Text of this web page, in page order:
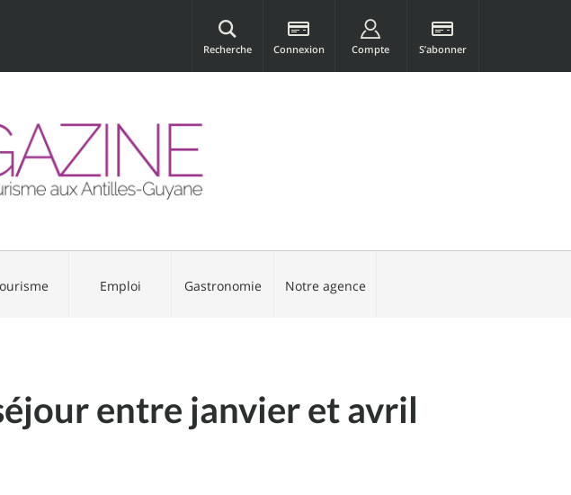
Recherche Connexion Compte S’abonner
Emploi Gastronomie Notre agence
entre janvier et avril